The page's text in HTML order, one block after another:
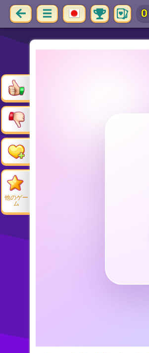
他のゲー
ム